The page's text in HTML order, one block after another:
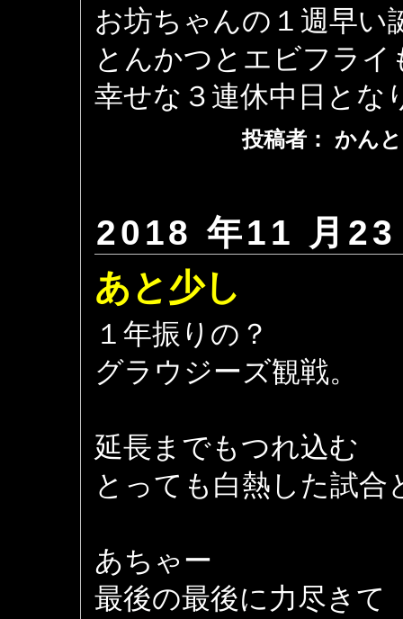
お坊ちゃんの１週早い
とんかつとエビフライ
幸せな３連休中日とな
投稿者： かん
2018 年11 月
あと少し
１年振りの？
グラウジーズ観戦。
延長までもつれ込む
とっても白熱した試合
あちゃー
最後の最後に力尽きて